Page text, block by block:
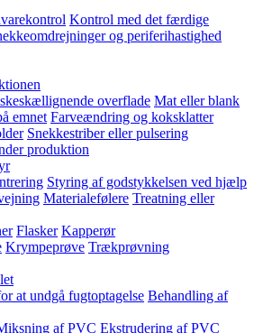
Kontrol med det færdige
og periferihastighed
overflade Mat eller blank
emnet Farveændring og koksklatter
Snekkestriber eller pulsering
produktion
Styring af godstykkelsen ved hjælp
Materialefølere Treatning eller
Flasker Kapperør
Krympeprøve Trækprøvning
at undgå fugtoptagelse Behandling af
af PVC Ekstrudering af PVC